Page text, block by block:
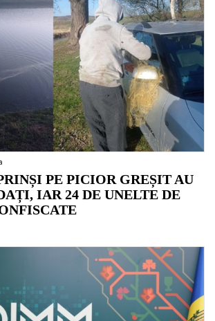
PE PICIOR GREȘIT AU
IAR 24 DE UNELTE DE